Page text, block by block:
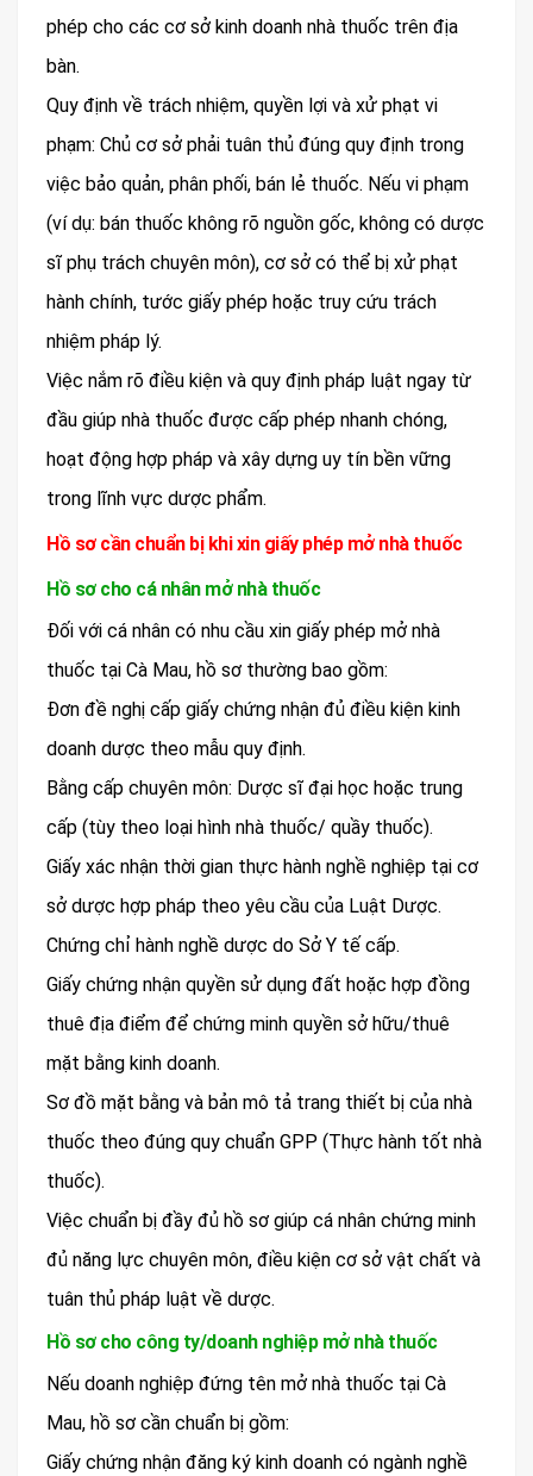
phép cho các cơ sở kinh doanh nhà thuốc trên địa
bàn.
Quy định về trách nhiệm, quyền lợi và xử phạt vi
phạm: Chủ cơ sở phải tuân thủ đúng quy định trong
việc bảo quản, phân phối, bán lẻ thuốc. Nếu vi phạm
(ví dụ: bán thuốc không rõ nguồn gốc, không có dược
sĩ phụ trách chuyên môn), cơ sở có thể bị xử phạt
hành chính, tước giấy phép hoặc truy cứu trách
nhiệm pháp lý.
Việc nắm rõ điều kiện và quy định pháp luật ngay từ
đầu giúp nhà thuốc được cấp phép nhanh chóng,
hoạt động hợp pháp và xây dựng uy tín bền vững
trong lĩnh vực dược phẩm.
Hồ sơ cần chuẩn bị khi xin giấy phép mở nhà thuốc
Hồ sơ cho cá nhân mở nhà thuốc
Đối với cá nhân có nhu cầu xin giấy phép mở nhà
thuốc tại Cà Mau, hồ sơ thường bao gồm:
Đơn đề nghị cấp giấy chứng nhận đủ điều kiện kinh
doanh dược theo mẫu quy định.
Bằng cấp chuyên môn: Dược sĩ đại học hoặc trung
cấp (tùy theo loại hình nhà thuốc/ quầy thuốc).
Giấy xác nhận thời gian thực hành nghề nghiệp tại cơ
sở dược hợp pháp theo yêu cầu của Luật Dược.
Chứng chỉ hành nghề dược do Sở Y tế cấp.
Giấy chứng nhận quyền sử dụng đất hoặc hợp đồng
thuê địa điểm để chứng minh quyền sở hữu/thuê
mặt bằng kinh doanh.
Sơ đồ mặt bằng và bản mô tả trang thiết bị của nhà
thuốc theo đúng quy chuẩn GPP (Thực hành tốt nhà
thuốc).
Việc chuẩn bị đầy đủ hồ sơ giúp cá nhân chứng minh
đủ năng lực chuyên môn, điều kiện cơ sở vật chất và
tuân thủ pháp luật về dược.
Hồ sơ cho công ty/doanh nghiệp mở nhà thuốc
Nếu doanh nghiệp đứng tên mở nhà thuốc tại Cà
Mau, hồ sơ cần chuẩn bị gồm:
Giấy chứng nhận đăng ký kinh doanh có ngành nghề